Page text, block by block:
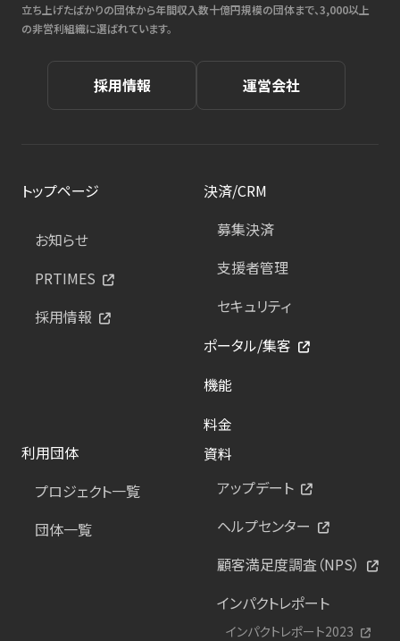
立ち上げたばかりの団体から年間収入数十億円規模の団体まで、3,000以上
の非営利組織に選ばれています。
採用情報 運営会社
トップページ
お知らせ
PRTIMES
採用情報
決済/CRM
募集決済
支援者管理
セキュリティ
ポータル/集客
機能
料金
利用団体
プロジェクト一覧
団体一覧
資料
アップデート
ヘルプセンター
顧客満足度調査（NPS）
インパクトレポート
インパクトレポート2023